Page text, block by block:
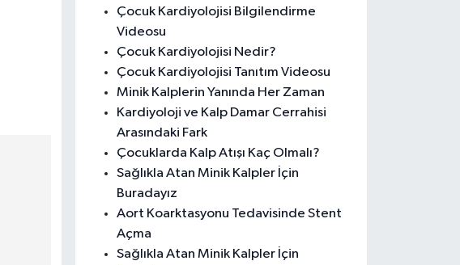
Çocuk Kardiyolojisi Bilgilendirme
Videosu
Çocuk Kardiyolojisi Nedir?
Çocuk Kardiyolojisi Tanıtım Videosu
Minik Kalplerin Yanında Her Zaman
Kardiyoloji ve Kalp Damar Cerrahisi
Arasındaki Fark
Çocuklarda Kalp Atışı Kaç Olmalı?
Sağlıkla Atan Minik Kalpler İçin
Buradayız
Aort Koarktasyonu Tedavisinde Stent
Açma
Sağlıkla Atan Minik Kalpler İçin